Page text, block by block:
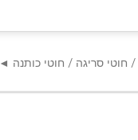
/ חוטי סריגה / חוטי כותנה ◄